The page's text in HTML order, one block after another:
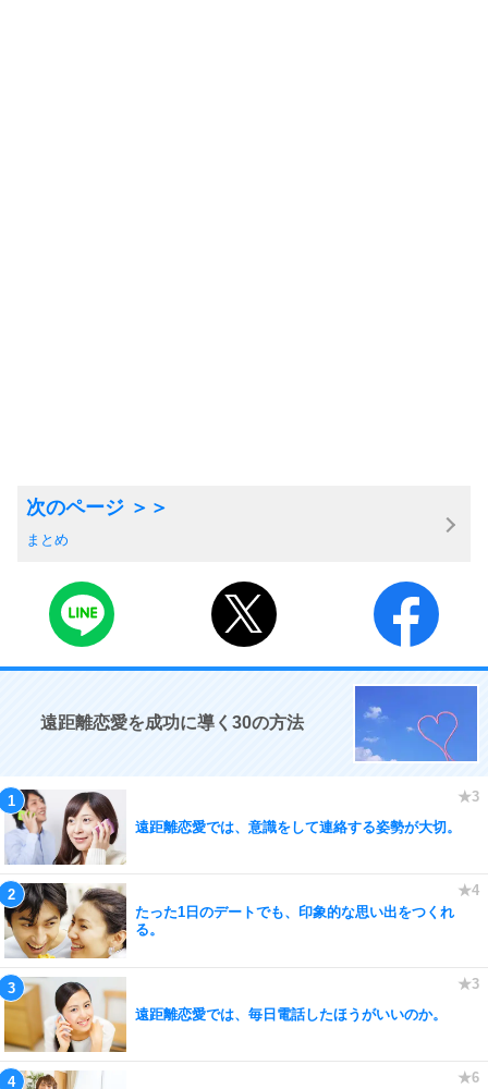
まとめ
遠距離恋愛を成功に導く30の方法
遠距離恋愛では、意識をして連絡する姿勢が大切。
たった1日のデートでも、印象的な思い出をつくれ
る。
遠距離恋愛では、毎日電話したほうがいいのか。